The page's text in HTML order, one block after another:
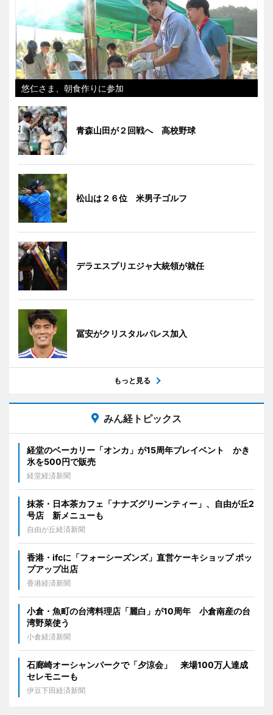
悠仁さま、朝食作りに参加
青森山田が２回戦へ 高校野球
松山は２６位 米男子ゴルフ
デラエスプリエジャ大統領が就任
冨安がクリスタルパレス加入
もっと見る
みん経トピックス
経堂のベーカリー「オンカ」が15周年プレイベント かき
氷を500円で販売
経堂経済新聞
抹茶・日本茶カフェ「ナナズグリーンティー」、自由が丘2
号店 新メニューも
自由が丘経済新聞
香港・ifcに「フォーシーズンズ」直営ケーキショップ ポッ
プアップ出店
香港経済新聞
小倉・魚町の台湾料理店「麗白」が10周年 小倉南産の台
湾野菜使う
小倉経済新聞
石廊崎オーシャンパークで「夕涼会」 来場100万人達成
セレモニーも
伊豆下田経済新聞